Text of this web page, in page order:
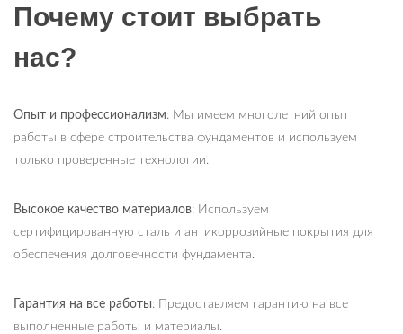
Почему стоит выбрать
нас?
Опыт и профессионализм: Мы имеем многолетний опыт
работы в сфере строительства фундаментов и используем
только проверенные технологии.
Высокое качество материалов: Используем
сертифицированную сталь и антикоррозийные покрытия для
обеспечения долговечности фундамента.
Гарантия на все работы: Предоставляем гарантию на все
выполненные работы и материалы.